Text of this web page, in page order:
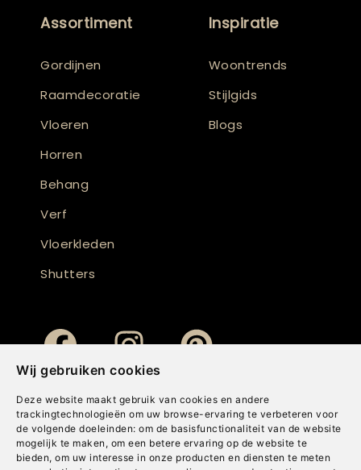
Wij gebruiken cookies
Deze website maakt gebruik van cookies en andere
trackingtechnologieën om uw browse-ervaring te verbeteren voor
de volgende doeleinden: om de basisfunctionaliteit van de website
mogelijk te maken , om een betere ervaring op de website te
bieden, om uw interesse in onze producten en diensten te meten
Assortiment
Gordijnen
Raamdecoratie
Vloeren
Horren
Behang
Verf
Vloerkleden
Shutters
Inspiratie
Woontrends
Stijlgids
Blogs